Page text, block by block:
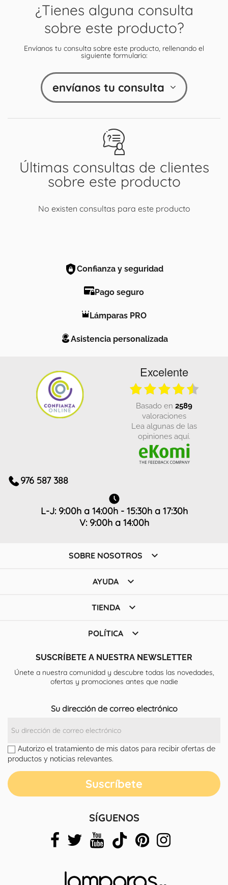
Últimas consultas de clientes
sobre este producto
No existen consultas para este producto
¿Tienes alguna consulta
sobre este producto?
Envíanos tu consulta sobre este producto, rellenando el
siguiente formulario:
envíanos tu consulta
Confianza y seguridad
Pago seguro
Lámparas PRO
Asistencia personalizada
Excelente
basado en 2589
valoraciones
Lea algunas de las
opiniones aquí.
976 587 388
L-J: 9:00h a 14:00h - 15:30h a 17:30h
V: 9:00h a 14:00h
SOBRE NOSOTROS 
AYUDA 
TIENDA 
POLÍTICA 
SUSCRÍBETE A NUESTRA NEWSLETTER
Únete a nuestra comunidad y descubre todas las novedades,
ofertas y promociones antes que nadie
Su dirección de correo electrónico
Autorizo el tratamiento de mis datos para recibir ofertas de
productos y noticias relevantes.
SÍGUENOS